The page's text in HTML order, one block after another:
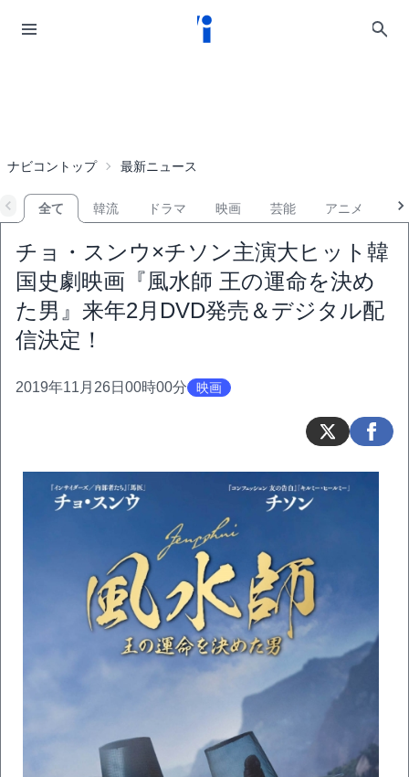
ナビコントップ 最新ニュース
全て 韓流 ドラマ 映画 芸能 アニメ
チョ・スンウ×チソン主演大ヒット韓
国史劇映画『風水師 王の運命を決め
た男』来年2月DVD発売＆デジタル配
信決定！
2019年11月26日00時00分 映画